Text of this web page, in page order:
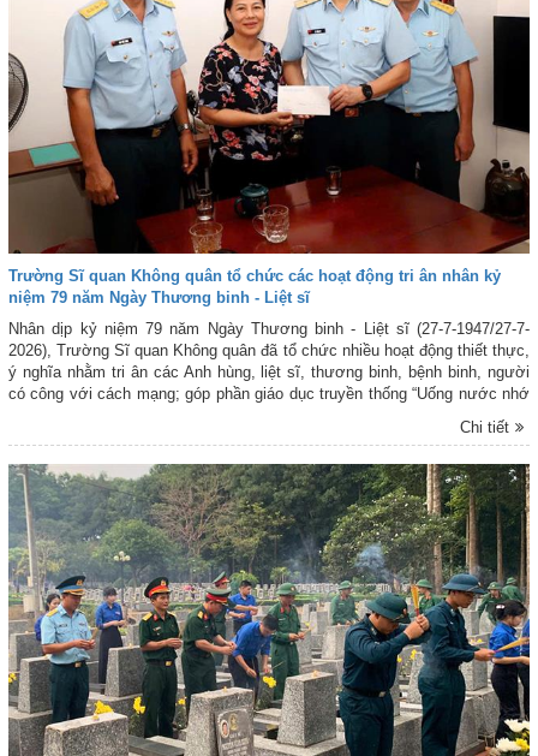
Trường Sĩ quan Không quân tổ chức các hoạt động tri ân nhân kỷ
niệm 79 năm Ngày Thương binh - Liệt sĩ
Nhân dịp kỷ niệm 79 năm Ngày Thương binh - Liệt sĩ (27-7-1947/27-7-
2026), Trường Sĩ quan Không quân đã tổ chức nhiều hoạt động thiết thực,
ý nghĩa nhằm tri ân các Anh hùng, liệt sĩ, thương binh, bệnh binh, người
có công với cách mạng; góp phần giáo dục truyền thống “Uống nước nhớ
nguồn”, bồi đắp lòng yêu nước, tinh thần trách nhiệm cho cán bộ, giảng
Chi tiết